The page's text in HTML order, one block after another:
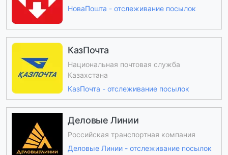
НоваПошта - отслеживание посылок
КазПочта
Национальная почтовая служба
Казахстана
КазПочта - отслеживание посылок
Деловые Линии
Российская транспортная компания
Деловые Линии - отслеживание посылок